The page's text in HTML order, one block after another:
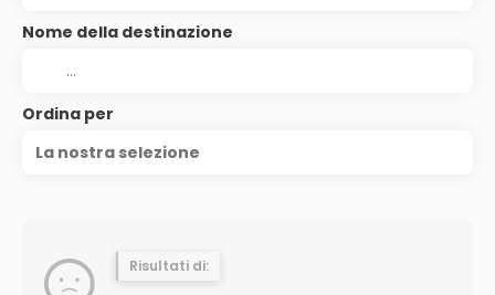
Nome della destinazione
Ordina per
La nostra selezione
Risultati di: